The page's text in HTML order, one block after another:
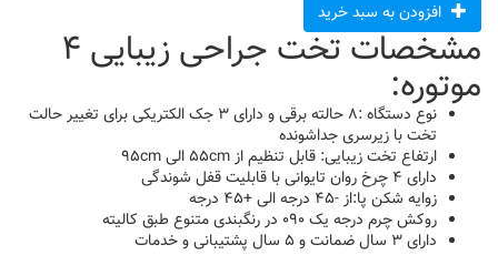
افزودن به سبد خرید
مشخصات تخت جراحی زیبایی ۴
موتوره:
نوع دستگاه :۸ حالته برقی و دارای ۳ جک الکتریکی برای تغییر حالت
تخت با زیرسری جداشونده
ارتفاع تخت زیبایی: قابل تنظیم از ۵۵cm الی ۹۵cm
دارای ۴ چرخ روان تایوانی با قابلیت قفل شوندگی
زوایه شکن پا:از -۴۵ درجه الی +۴۵ درجه
روکش چرم درجه یک ۰۹۰ در رنگبندی متنوع طبق کالیته
دارای ۳ سال ضمانت و ۵ سال پشتیبانی و خدمات